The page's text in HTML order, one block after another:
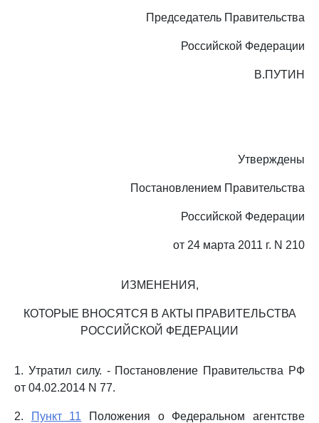
Председатель Правительства
Российской Федерации
В.ПУТИН
Утверждены
Постановлением Правительства
Российской Федерации
от 24 марта 2011 г. N 210
ИЗМЕНЕНИЯ,
КОТОРЫЕ ВНОСЯТСЯ В АКТЫ ПРАВИТЕЛЬСТВА
РОССИЙСКОЙ ФЕДЕРАЦИИ
1. Утратил силу. - Постановление Правительства РФ
от 04.02.2014 N 77.
2. Пункт 11 Положения о Федеральном агентстве